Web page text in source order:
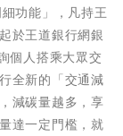
功能」，凡持王
於王道銀行網銀
個人搭乘大眾交
全新的「交通減
減碳量越多，享
達一定門檻，就